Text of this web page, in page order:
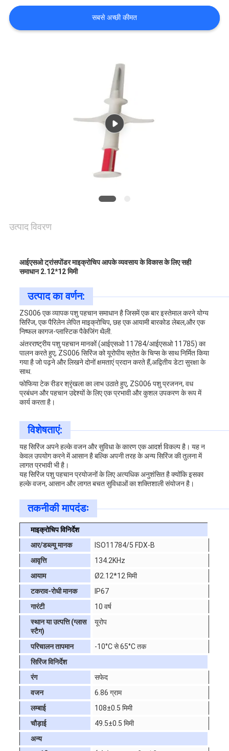
समाचार
PRIVACY
POLICY
सबसे अच्छी कीमत
उत्पाद विवरण
आईएसओ ट्रांसपोंडर माइक्रोचिप आपके व्यवसाय के विकास के लिए सही
समाधान 2.12*12 मिमी
उत्पाद का वर्णन:
ZS006 एक व्यापक पशु पहचान समाधान है जिसमें एक बार इस्तेमाल करने योग्य
सिरिंज, एक पैरिलेन लेपित माइक्रोचिप, छह एक आयामी बारकोड लेबल,और एक
निष्फल कागज-प्लास्टिक पैकेजिंग थैली.
अंतरराष्ट्रीय पशु पहचान मानकों (आईएसओ 11784/आईएसओ 11785) का
पालन करते हुए, ZS006 सिरिंज को यूरोपीय स्रोत के चिप्स के साथ निर्मित किया
गया है जो पढ़ने और लिखने दोनों क्षमताएं प्रदान करते हैं,अद्वितीय डेटा सुरक्षा के
साथ.
फोफिया टेक रीडर श्रृंखला का लाभ उठाते हुए, ZS006 पशु प्रजनन, वध
प्रबंधन और पहचान उद्देश्यों के लिए एक प्रभावी और कुशल उपकरण के रूप में
कार्य करता है।
विशेषताएं:
यह सिरिंज अपने हल्के वजन और सुविधा के कारण एक आदर्श विकल्प है। यह न
केवल उपयोग करने में आसान है बल्कि अपनी तरह के अन्य सिरिंज की तुलना में
लागत प्रभावी भी है।
यह सिरिंज पशु पहचान प्रयोजनों के लिए अत्यधिक अनुशंसित है क्योंकि इसका
हल्के वजन, आसान और लागत बचत सुविधाओं का शक्तिशाली संयोजन है।
तकनीकी मापदंडः
माइक्रोचिप विनिर्देश
आर/डब्ल्यू मानक
ISO11784/5 FDX-B
आवृत्ति
134.2KHz
आयाम
Ø2.12*12 मिमी
टकराव-रोधी मानक
IP67
गारंटी
10 वर्ष
स्थान या उत्पत्ति (ग्लास
स्टैग)
यूरोप
परिचालन तापमान
-10°C से 65°C तक
सिरिंज विनिर्देश
रंग
सफेद
वजन
6.86 ग्राम
लम्बाई
108±0.5 मिमी
चौड़ाई
49.5±0.5 मिमी
अन्य